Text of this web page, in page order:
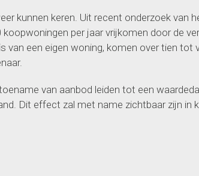
kunnen keren. Uit recent onderzoek van
per jaar vrijkomen door de
van een eigen woning, komen over tien tot
van aanbod leiden tot een
Dit effect zal met name zichtbaar zijn in